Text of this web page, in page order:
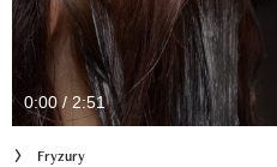
Nasze akcje
Inspiracje
0:00 / 2:51
Fryzury